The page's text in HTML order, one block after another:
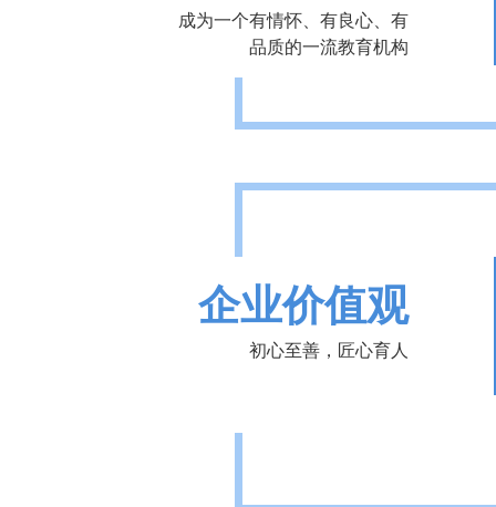
成为一个有情怀、有良心、有
品质的一流教育机构
企业价值观
初心至善，匠心育人